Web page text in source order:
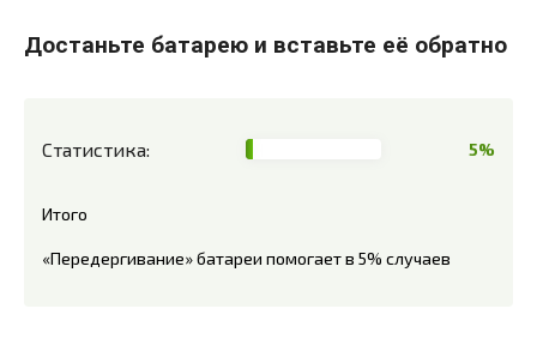
Достаньте батарею и вставьте её обратно
Статистика: 5%
Итого
«Передергивание» батареи помогает в 5% случаев